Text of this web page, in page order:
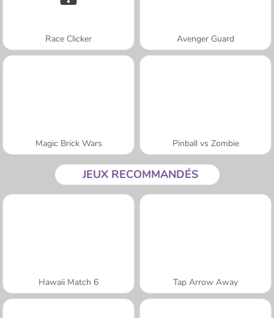
Race Clicker Avenger Guard
Magic Brick Wars Pinball vs Zombie
JEUX RECOMMANDÉS
Hawaii Match 6 Tap Arrow Away